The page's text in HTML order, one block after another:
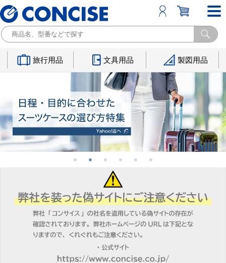
旅行用品 文具用品 製図用品